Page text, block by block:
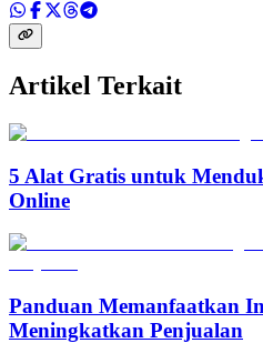
Artikel Terkait
5 Alat Gratis untuk
Online
Panduan Memanfaatkan
Meningkatkan Penjualan